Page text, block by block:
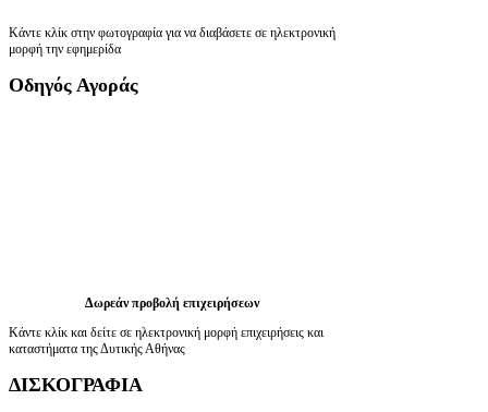
Κάντε κλίκ στην φωτογραφία για να διαβάσετε σε ηλεκτρονική
μορφή την εφημερίδα
Οδηγός Αγοράς
Δωρεάν προβολή επιχειρήσεων
Κάντε κλίκ και δείτε σε ηλεκτρονική μορφή επιχειρήσεις και
καταστήματα της Δυτικής Αθήνας
ΔΙΣΚΟΓΡΑΦΙΑ